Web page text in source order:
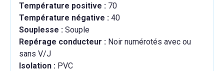
Température positive : 70
Température négative : 40
Souplesse : Souple
Repérage conducteur : Noir numérotés avec ou
sans V/J
Isolation : PVC